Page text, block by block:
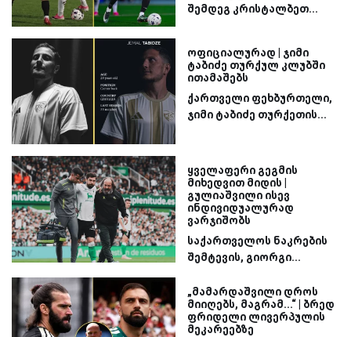
შემდეგ კრისტალბეთ...
ოფიციალურად | ჯიმი
ტაბიძე თურქულ კლუბში
ითამაშებს
ქართველი ფეხბურთელი,
ჯიმი ტაბიძე თურქეთის...
ყველაფერი გეგმის
მიხედვით მიდის |
გულიაშვილი ისევ
ინდივიდუალურად
ვარჯიშობს
საქართველოს ნაკრების
შემტევის, გიორგი...
„მამარდაშვილი დროს
მიიღებს, მაგრამ...“ | ბრედ
ფრიდელი ლივერპულის
მეკარეებზე